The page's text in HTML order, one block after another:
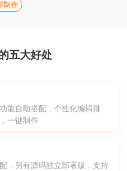
制作
五大好处
能自助搭配，个性化编辑排
一键制作
，另有源码独立部署版，支持